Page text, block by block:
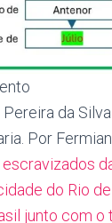
da
Por
do Rio
junto com